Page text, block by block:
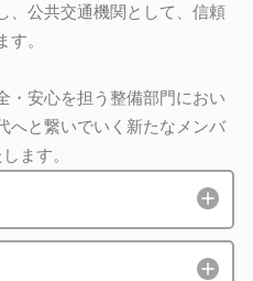
、公共交通機関として、信頼
。
・安心を担う整備部門におい
へと繋いでいく新たなメンバ
ます。